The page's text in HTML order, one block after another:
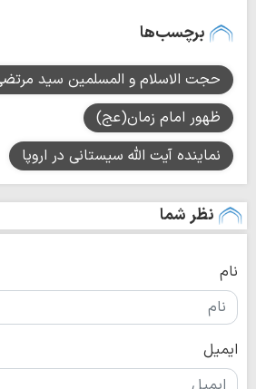
برچسب‌ها
حجت الاسلام و المسلمین سید
ظهور امام زمان(عج)
نماینده آیت الله سیستانی در اروپا
نظر شما
نام
ایمیل